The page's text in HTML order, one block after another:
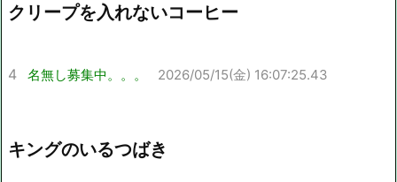
クリープを入れないコーヒー
4 名無し募集中。。。 2026/05/15(金) 16:07:25.43
キングのいるつばき